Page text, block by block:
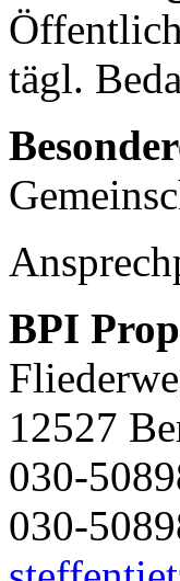
tägl.
BPI
12527
030-
030-